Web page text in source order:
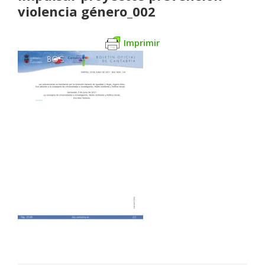
violencia género_002
Imprimir